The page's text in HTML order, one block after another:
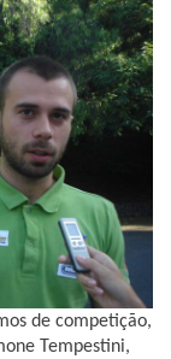
de competição,
Tempestini,